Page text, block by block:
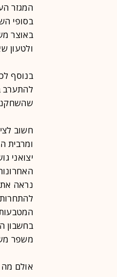
המגזר
בסופי
באוצר
ולטעון
בנוסף
להתערב
חשוב
ומרבית
יצואני
נראה את
משפר
אולם מה